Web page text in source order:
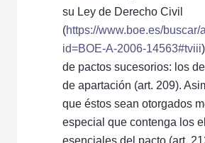
su Ley de Derecho Civil
(https://www.boe.es/buscar/
id=BOE-A-2006-14563#tviii
de pactos sucesorios: los
de apartación (art. 209).
que éstos sean otorgados
especial que contenga los
esenciales del pacto (art.